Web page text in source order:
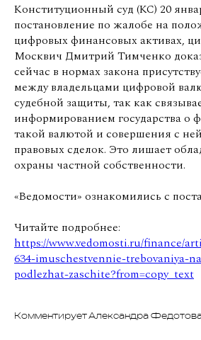
Конституционный суд (КС) 20
постановление по жалобе на
цифровых финансовых активах,
Москвич Дмитрий Тимченко
сейчас в нормах закона
между владельцами цифровой
судебной защиты, так как
информированием государства о
такой валютой и совершения с
правовых сделок. Это лишает
охраны частной собственности.
«Ведомости» ознакомились с
Читайте подробнее:
https://www.vedomosti.ru/finance/
634-imuschestvennie-trebovaniya-
podlezhat-zaschite?from=copy_text
Комментирует Александра